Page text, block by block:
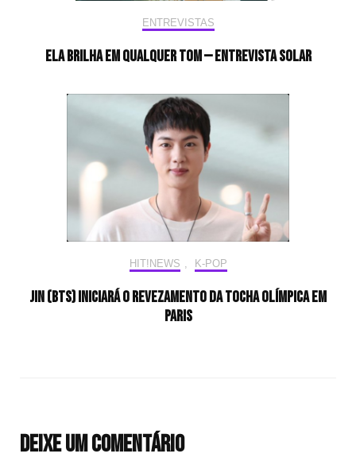
ENTREVISTAS
Ela brilha em qualquer tom — Entrevista Solar
HIT!NEWS , K-POP
Jin (BTS) iniciará o revezamento da tocha olímpica em
Paris
Deixe um comentário